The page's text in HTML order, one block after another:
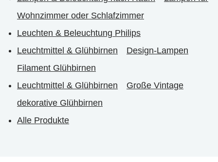
Wohnzimmer oder Schlafzimmer
Leuchten & Beleuchtung Philips
Leuchtmittel & Glühbirnen
Design-Lampen
Filament Glühbirnen
Leuchtmittel & Glühbirnen
Große Vintage
dekorative Glühbirnen
Alle Produkte